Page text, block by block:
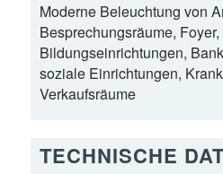
Moderne Beleuchtung von
Besprechungsräume, Foyer,
Bildungseinrichtungen,
soziale Einrichtungen,
Verkaufsräume
TECHNISCHE